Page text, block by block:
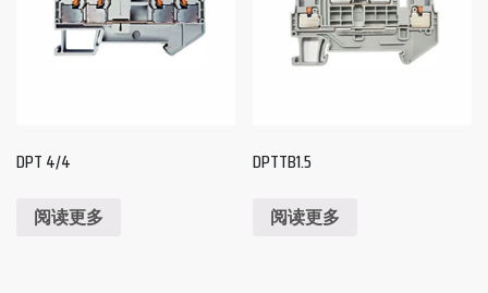
DPT 4/4
阅读更多
DPTTB1.5
阅读更多